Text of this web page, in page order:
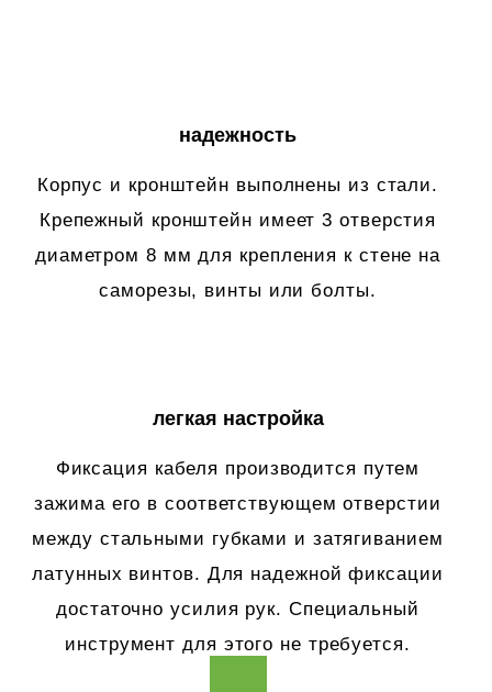
надежность
Корпус и кронштейн выполнены из стали.
Крепежный кронштейн имеет 3 отверстия
диаметром 8 мм для крепления к стене на
саморезы, винты или болты.
легкая настройка
Фиксация кабеля производится путем
зажима его в соответствующем отверстии
между стальными губками и затягиванием
латунных винтов. Для надежной фиксации
достаточно усилия рук. Специальный
инструмент для этого не требуется.